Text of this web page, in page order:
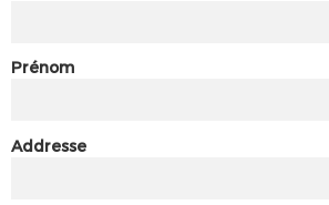
Prénom
Addresse